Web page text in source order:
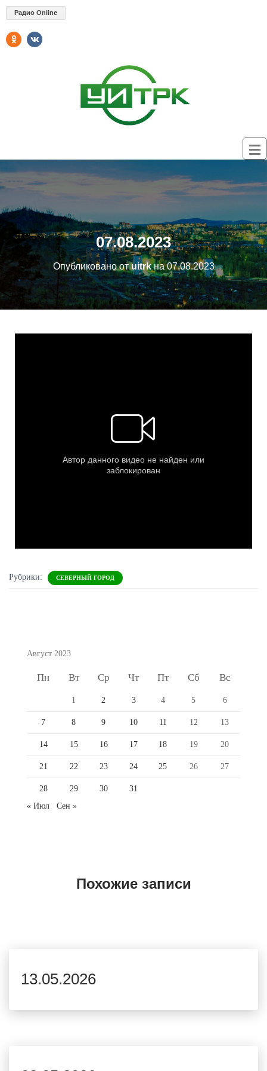
Радио Online
07.08.2023
Опубликовано отuitrkна07.08.2023
Рубрики: СЕВЕРНЫЙ ГОРОД
Август 2023
Пн Вт Ср Чт Пт Сб Вс
1 2 3 4 5 6
7 8 9 10 11 12 13
14 15 16 17 18 19 20
21 22 23 24 25 26 27
28 29 30
31
« Июл
Сен »
Похожие записи
13.05.2026